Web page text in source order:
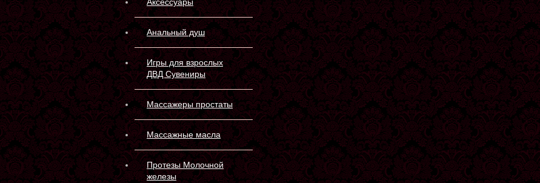
Анальный душ
Игры для взрослых
ДВД Сувениры
Массажеры простаты
Массажные масла
Протезы Молочной
железы